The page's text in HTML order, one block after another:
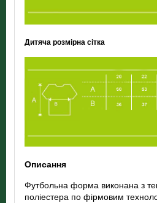
Дитяча розмірна сітка
Описання
Футбольна форма виконана з
поліестера по фірмовим